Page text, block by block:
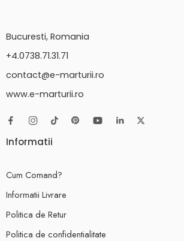
Bucuresti, Romania
+4.0738.71.31.71
contact@e-marturii.ro
www.e-marturii.ro
Informatii
Cum Comand?
Informatii Livrare
Politica de Retur
Politica de confidentialitate